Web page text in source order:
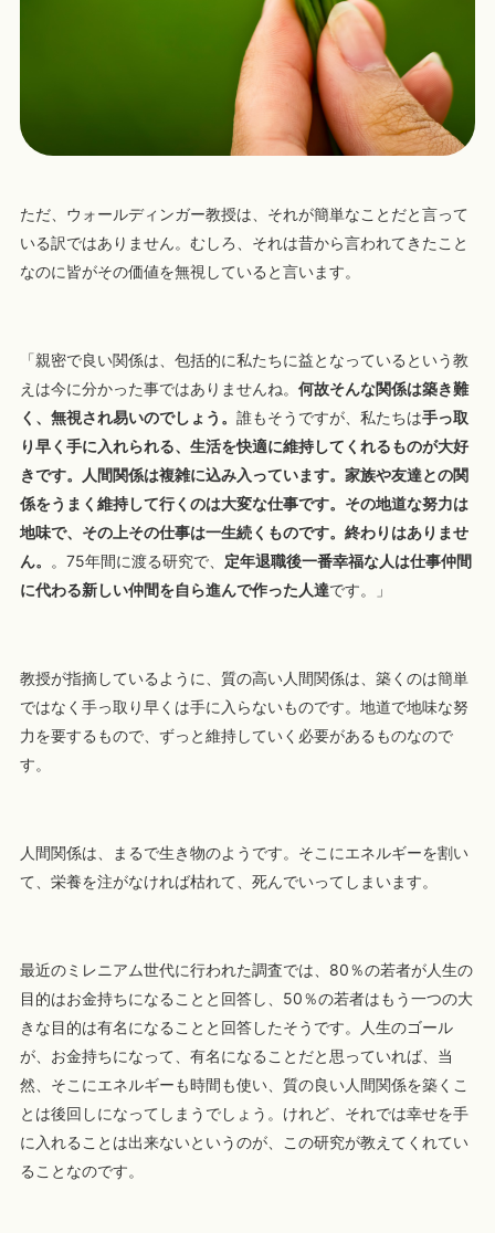
ただ、ウォールディンガー教授は、それが簡単なことだと言って
いる訳ではありません。むしろ、それは昔から言われてきたこと
なのに皆がその価値を無視していると言います。
「親密で良い関係は、包括的に私たちに益となっているという教
えは今に分かった事ではありませんね。 何故そんな関係は築き難
く、無視され易いのでしょう。 誰もそうですが、私たちは手っ取
り早く手に入れられる、生活を快適に維持してくれるものが大好
きです。人間関係は複雑に込み入っています。家族や友達との関
係をうまく維持して行くのは大変な仕事です。その地道な努力は
地味で、その上その仕事は一生続くものです。終わりはありませ
ん。
。75年間に渡る研究で、 定年退職後一番幸福な人は仕事仲間
に代わる新しい仲間を自ら進んで作った人達です。」
教授が指摘しているように、質の高い人間関係は、築くのは簡単
ではなく手っ取り早くは手に入らないものです。地道で地味な努
力を要するもので、ずっと維持していく必要があるものなので
す。
人間関係は、まるで生き物のようです。そこにエネルギーを割い
て、栄養を注がなければ枯れて、死んでいってしまいます。
最近のミレニアム世代に行われた調査では、80％の若者が人生の
目的はお金持ちになることと回答し、50％の若者はもう一つの大
きな目的は有名になることと回答したそうです。人生のゴール
が、お金持ちになって、有名になることだと思っていれば、当
然、そこにエネルギーも時間も使い、質の良い人間関係を築くこ
とは後回しになってしまうでしょう。けれど、それでは幸せを手
に入れることは出来ないというのが、この研究が教えてくれてい
ることなのです。